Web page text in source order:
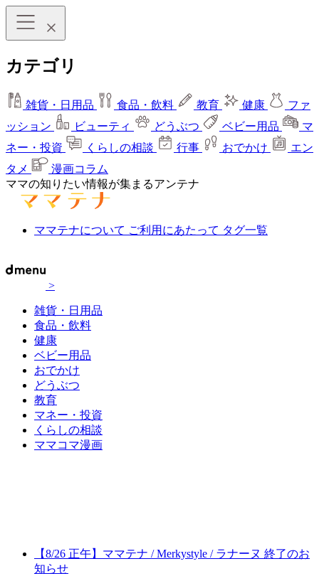
カテゴリ
雑貨・日用品 食品・飲料 教育 健康
ファ
ッション
ビューティ どうぶつ ベビー用品
マ
ネー・投資
くらしの相談 行事 おでかけ
エン
タメ
漫画コラム
ママの知りたい情報が集まるアンテナ
ママテナについて ご利用にあたって タグ一覧
>
雑貨・日用品
食品・飲料
健康
ベビー用品
おでかけ
どうぶつ
教育
マネー・投資
くらしの相談
ママコマ漫画
【8/26 正午】ママテナ / Merkystyle / ラナーヌ 終了のお
知らせ